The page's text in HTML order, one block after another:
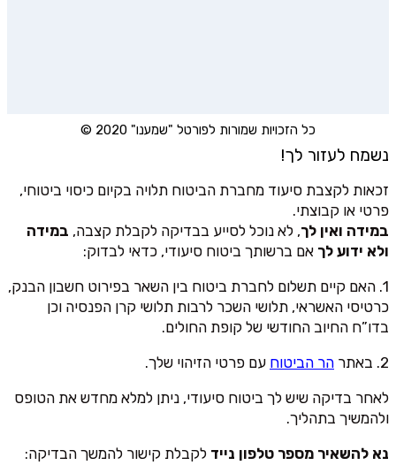
כל הזכויות שמורות לפורטל "שמענו" 2020 ©
נשמח לעזור לך!
זכאות לקצבת סיעוד מחברת הביטוח תלויה בקיום כיסוי ביטוחי,
פרטי או קבוצתי.
במידה ואין לך, לא נוכל לסייע בבדיקה לקבלת קצבה, במידה
ולא ידוע לך אם ברשותך ביטוח סיעודי, כדאי לבדוק:
1. האם קיים תשלום לחברת ביטוח בין השאר בפירוט חשבון הבנק,
כרטיסי האשראי, תלושי השכר לרבות תלושי קרן הפנסיה וכן
בדו”ח החיוב החודשי של קופת החולים.
2. באתר
הר הביטוח עם פרטי הזיהוי שלך.
לאחר בדיקה שיש לך ביטוח סיעודי, ניתן למלא מחדש את הטופס
ולהמשיך בתהליך.
נא להשאיר מספר טלפון נייד לקבלת קישור להמשך הבדיקה: